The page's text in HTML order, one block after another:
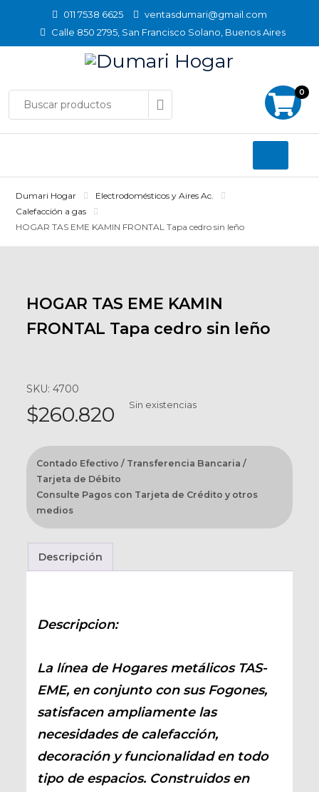
011 7538 6625
ventasdumari@gmail.com
Calle 850 2795, San Francisco Solano, Buenos Aires
0
Dumari Hogar
Electrodomésticos y Aires Ac.
Calefacción a gas
HOGAR TAS EME KAMIN FRONTAL Tapa cedro sin leño
HOGAR TAS EME KAMIN
FRONTAL Tapa cedro sin leño
SKU: 4700
$260.820
Contado Efectivo / Transferencia Bancaria /
Tarjeta de Débito
Consulte Pagos con Tarjeta de Crédito y otros
medios
Sin existencias
Descripción
Descripcion:
La línea de Hogares metálicos TAS-
EME, en conjunto con sus Fogones,
satisfacen ampliamente las
necesidades de calefacción,
decoración y funcionalidad en todo
tipo de espacios. Construidos en